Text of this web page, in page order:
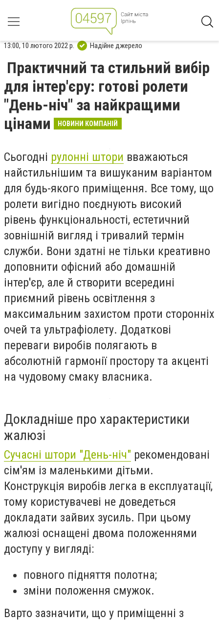
13:00, 10 лютого 2022 р. Надійне джерело
Практичний та стильний вибір
для інтер'єру: готові ролети
"День-ніч" за найкращими
цінами
НОВИНИ КОМПАНІЙ
Сьогодні рулонні штори вважаються
найстильнішим та вишуканим варіантом
для будь-якого приміщення. Все тому, що
ролети вигідно поєднують високий
рівень функціональності, естетичний
зовнішній вигляд і тривалий термін
служби. Вони здатні не тільки креативно
доповнити офісний або домашній
інтер'єр, але й створити всередині
приємний рівень освітлення з
максимальним захистом проти сторонніх
очей та ультрафіолету. Додаткові
переваги виробів полягають в
абсолютній гармонії простору та акценті
на чудовому смаку власника.
Докладніше про характеристики
жалюзі
Сучасні штори "День-ніч" рекомендовані
сім'ям із маленькими дітьми.
Конструкція виробів легка в експлуатації,
тому користувачеві не доведеться
докладати зайвих зусиль. При цьому
жалюзі оснащені двома положеннями
доступу у вигляді:
повного підняття полотна;
зміни положення смужок.
Варто зазначити, що у приміщенні з